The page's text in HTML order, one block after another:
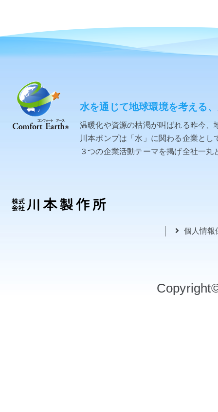
水を通じて地球環境を考える
温暖化や資源の枯渇が叫ばれる昨今
川本ポンプは「水」に関わる企業と
３つの企業活動テーマを掲げ全社一
個人情報